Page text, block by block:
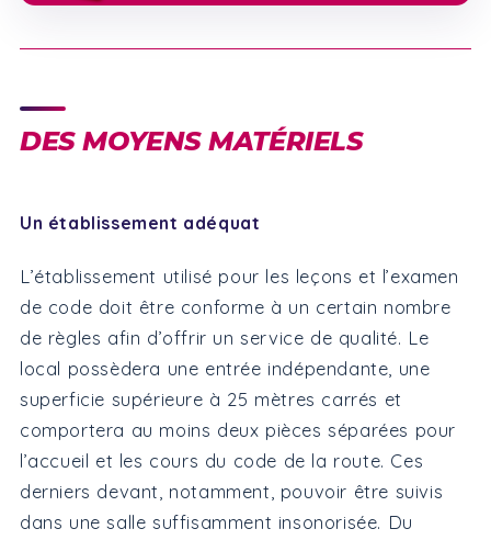
DES MOYENS MATÉRIELS
Un établissement adéquat
L’établissement utilisé pour les leçons et l’examen
de code doit être conforme à un certain nombre
de règles afin d’offrir un service de qualité. Le
local possèdera une entrée indépendante, une
superficie supérieure à 25 mètres carrés et
comportera au moins deux pièces séparées pour
l’accueil et les cours du code de la route. Ces
derniers devant, notamment, pouvoir être suivis
dans une salle suffisamment insonorisée. Du